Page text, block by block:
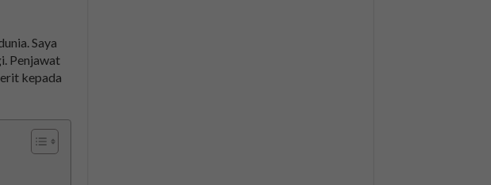
Saya
Penjawat
kepada